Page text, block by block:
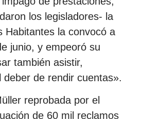
los legisladores- la
Habitantes la convocó a
junio, y empeoró su
también asistir,
deber de rendir cuentas».
reprobada por el
de 60 mil reclamos